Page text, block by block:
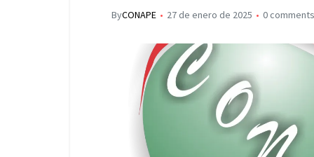
ByCONAPE 27 de enero de 2025 0